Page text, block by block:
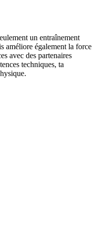
un entraînement
améliore également la force
avec des partenaires
techniques, ta